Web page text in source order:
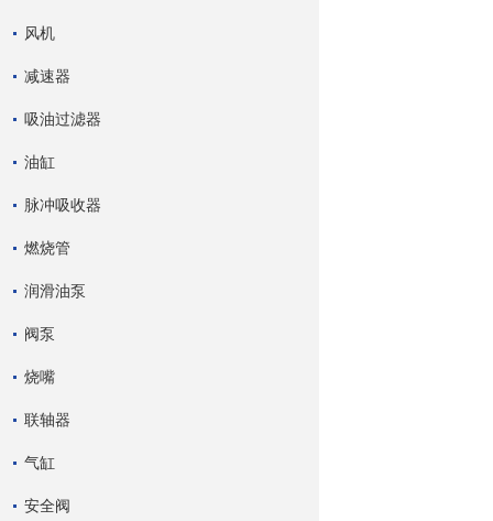
风机
减速器
吸油过滤器
油缸
脉冲吸收器
燃烧管
润滑油泵
阀泵
烧嘴
联轴器
气缸
安全阀